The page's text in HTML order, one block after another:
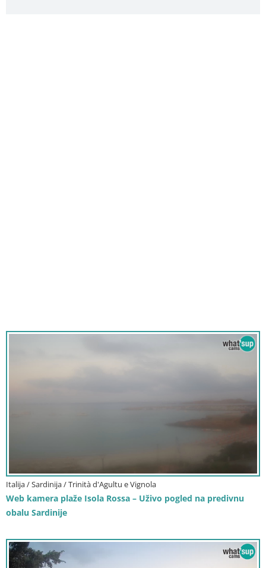
Italija / Sardinija / Trinità d'Agultu e Vignola
Web kamera plaže Isola Rossa – Uživo pogled na predivnu
obalu Sardinije